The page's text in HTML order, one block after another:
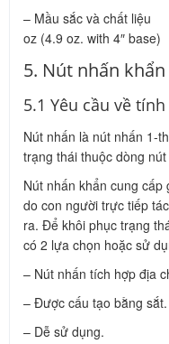
– Mầu sắc và chất
oz (4.9 oz. with 4″ base)
5. Nút nhấn
5.1 Yêu cầu về
Nút nhấn là nút nhấn 1-
trạng thái thuộc dòng
Nút nhấn khẩn cung cấp
do con người trực tiếp
ra. Để khôi phục trạng
có 2 lựa chọn hoặc sử
– Nút nhấn tích hợp địa
– Được cấu tạo bằng sắt.
– Dễ sử dụng.